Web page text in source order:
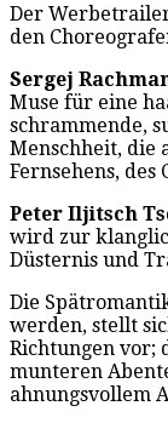
Der
den
Sergej
Muse für eine
schrammende,
Menschheit, die
Fernsehens, des
Peter Iljitsch
wird zur
Düsternis und
Die
werden, stellt
Richtungen vor;
munteren
ahnungsvollem